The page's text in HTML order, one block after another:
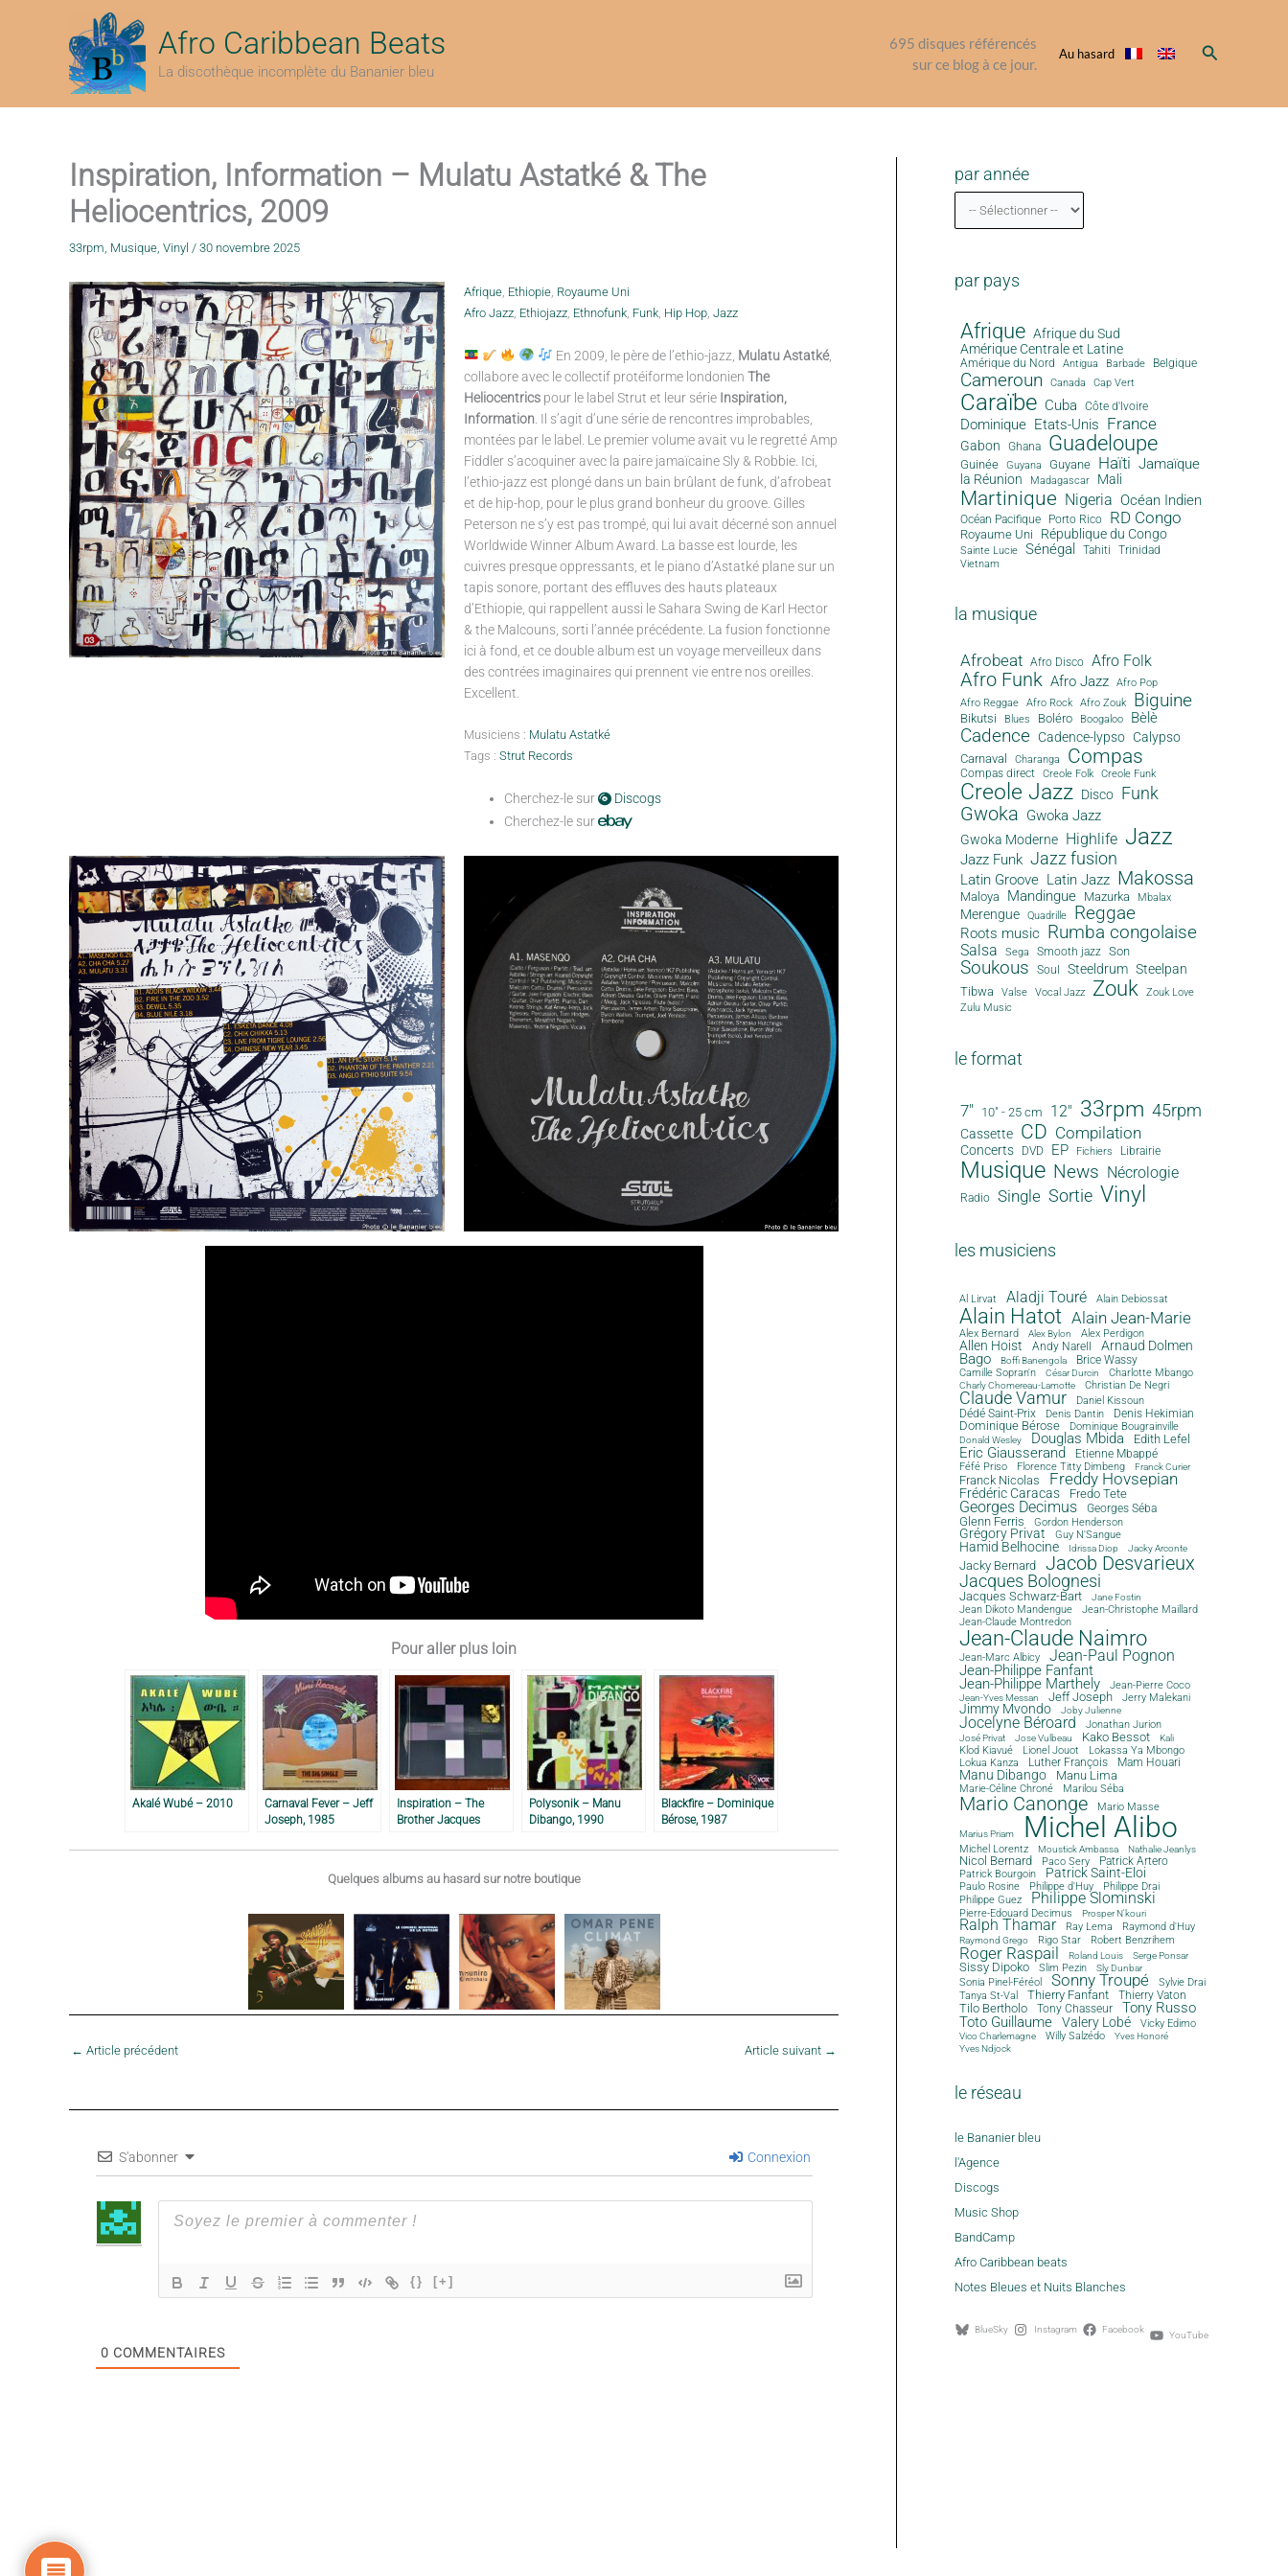
Afro Caribbean Beats
La discothèque incomplète du Bananier bleu
695 disques référencés
sur ce blog à ce jour.
Au hasard Rechercher
Inspiration, Information – Mulatu Astatké & The
Heliocentrics, 2009
33rpm, Musique, Vinyl / 30 novembre 2025
Afrique, Ethiopie, Royaume Uni
Afro Jazz, Ethiojazz, Ethnofunk, Funk, Hip Hop, Jazz
En 2009, le père de l’ethio-jazz, Mulatu Astatké,
collabore avec le collectif protéiforme londonien The
Heliocentricspour le label Strut et leur série Inspiration,
Information. Il s’agit d’une série de rencontres improbables,
montées par le label. Le premier volume avait vu le regretté Amp
Fiddler s’acoquiner avec la paire jamaïcaine Sly & Robbie. Ici,
l’ethio-jazz est plongé dans un bain brûlant de funk, d’afrobeat
et de hip-hop, pour le plus grand bonheur du groove. Gilles
Peterson ne s’y est pas trompé, qui lui avait décerné son annuel
Worldwide Winner Album Award. La basse est lourde, les
cuivres presque oppressants, et le piano d’Astatké plane sur un
tapis sonore, portant des effluves des hauts plateaux
d’Ethiopie, qui rappellent aussi le Sahara Swing de Karl Hector
& the Malcouns, sorti l’année précédente. La fusion fonctionne
ici à fond, et ce double album est un voyage merveilleux dans
des contrées imaginaires qui prennent vie entre nos oreilles.
Excellent.
Musiciens : Mulatu Astatké
Tags : Strut Records
Cherchez-le sur
Discogs
Cherchez-le sur
Pour aller plus loin
Akalé Wubé – 2010
Carnaval Fever – Jeff
Joseph, 1985
Inspiration – The
Brother Jacques
Polysonik – Manu
Dibango, 1990
Blackfire – Dominique
Bérose, 1987
Quelques albums au hasard sur notre boutique
← Article précédent Article suivant →
S'abonner Connexion
{} [+]
0 COMMENTAIRES
par année
par pays
Afrique Afrique du Sud
Amérique Centrale et Latine
Amérique du Nord Antigua Barbade Belgique
Cameroun Canada Cap Vert
Caraïbe Cuba Côte d'Ivoire
Dominique Etats-Unis France
Gabon Ghana Guadeloupe
Guinée Guyana Guyane Haïti Jamaïque
la Réunion Madagascar Mali
Martinique Nigeria Océan Indien
Océan Pacifique Porto Rico RD Congo
Royaume Uni République du Congo
Sainte Lucie Sénégal Tahiti Trinidad
Vietnam
la musique
Afrobeat Afro Disco Afro Folk
Afro Funk Afro Jazz
Afro Pop
Afro Reggae
Afro Rock Afro Zouk Biguine
Bikutsi Blues Boléro Boogaloo Bèlè
Cadence Cadence-lypso Calypso
Carnaval Charanga Compas
Compas direct Creole Folk Creole Funk
Creole Jazz Disco Funk
Gwoka Gwoka Jazz
Gwoka Moderne Highlife Jazz
Jazz Funk Jazz fusion
Latin Groove Latin Jazz Makossa
Maloya Mandingue Mazurka Mbalax
Merengue Quadrille Reggae
Roots music Rumba congolaise
Salsa Sega Smooth jazz Son
Soukous Soul Steeldrum Steelpan
Tibwa Valse Vocal Jazz Zouk
Zouk Love
Zulu Music
le format
7" 10" - 25 cm 12" 33rpm 45rpm
Cassette CD Compilation
Concerts DVD EP Fichiers Librairie
Musique News Nécrologie
Radio Single Sortie Vinyl
les musiciens
Al Lirvat Aladji Touré Alain Debiossat
Alain Hatot Alain Jean-Marie
Alex Bernard Alex Bylon Alex Perdigon
Allen Hoist Andy Narell Arnaud Dolmen
Bago Boffi Banengola
Brice Wassy
Camille Sopran'n
César Durcin Charlotte Mbango
Charly Chomereau-Lamotte Christian De Negri
Claude Vamur Daniel Kissoun
Dédé Saint-Prix Denis Dantin Denis Hekimian
Dominique Bérose Dominique Bougrainville
Donald Wesley Douglas Mbida Edith Lefel
Eric Giausserand Etienne Mbappé
Féfé Priso Florence Titty Dimbeng Franck Curier
Franck Nicolas Freddy Hovsepian
Frédéric Caracas Fredo Tete
Georges Decimus Georges Séba
Glenn Ferris Gordon Henderson
Grégory Privat Guy N'Sangue
Hamid Belhocine Idrissa Diop Jacky Arconte
Jacky Bernard Jacob Desvarieux
Jacques Bolognesi
Jacques Schwarz-Bart Jane Fostin
Jean Dikoto Mandengue
Jean-Christophe Maillard
Jean-Claude Montredon
Jean-Claude Naimro
Jean-Marc Albicy Jean-Paul Pognon
Jean-Philippe Fanfant
Jean-Philippe Marthely Jean-Pierre Coco
Jean-Yves Messan Jeff Joseph Jerry Malekani
Jimmy Mvondo Joby Julienne
Jocelyne Béroard Jonathan Jurion
José Privat Jose Vulbeau Kako Bessot Kali
Klod Kiavué Lionel Jouot
Lokassa Ya Mbongo
Lokua Kanza
Luther François Mam Houari
Manu Dibango Manu Lima
Marie-Céline Chroné Marilou Séba
Mario Canonge Mario Masse
Marius Priam Michel Alibo
Michel Lorentz Moustick Ambassa Nathalie Jeanlys
Nicol Bernard Paco Sery
Patrick Artero
Patrick Bourgoin
Patrick Saint-Eloi
Paulo Rosine Philippe d'Huy
Philippe Drai
Philippe Guez
Philippe Slominski
Pierre-Edouard Decimus Prosper N'kouri
Ralph Thamar Ray Lema Raymond d'Huy
Raymond Grego Rigo Star Robert Benzrihem
Roger Raspail Roland Louis Serge Ponsar
Sissy Dipoko Slim Pezin Sly Dunbar
Sonia Pinel-Féréol Sonny Troupé Sylvie Drai
Tanya St-Val Thierry Fanfant Thierry Vaton
Tilo Bertholo Tony Chasseur
Tony Russo
Toto Guillaume
Valery Lobé Vicky Edimo
Vico Charlemagne Willy Salzédo
Yves Honoré
Yves Ndjock
le réseau
le Bananier bleu
l'Agence
Discogs
Music Shop
BandCamp
Afro Caribbean beats
Notes Bleues et Nuits Blanches
BlueSky Instagram Facebook YouTube